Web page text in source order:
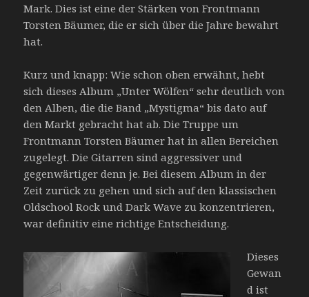
Mark. Dies ist eine der Stärken von Frontmann
Torsten Bäumer, die er sich über die Jahre bewahrt
hat.
Kurz und knapp: Wie schon oben erwähnt, hebt
sich dieses Album „Unter Wölfen“ sehr deutlich von
den Alben, die die Band „Mystigma“ bis dato auf
den Markt gebracht hat ab. Die Truppe um
Frontmann Torsten Bäumer hat in allen Bereichen
zugelegt. Die Gitarren sind aggressiver und
gegenwärtiger denn je. Bei diesem Album in der
Zeit zurück zu gehen und sich auf den klassischen
Oldschool Rock und Dark Wave zu konzentrieren,
war definitiv eine richtige Entscheidung.
Dieses
Gewan
d ist